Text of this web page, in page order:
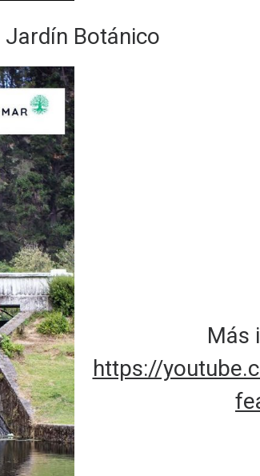
Jardín Botánico
Más
https://